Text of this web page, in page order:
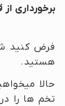
برخورداری
فرض کنید
هستید.
حالا
تخم ها را